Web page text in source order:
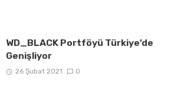
WD_BLACK Portföyü Türkiye’de
Genişliyor
26 Şubat 2021 0